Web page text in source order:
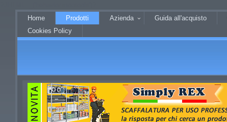
Home
Prodotti Azienda Guida all'acquisto
Cookies Policy